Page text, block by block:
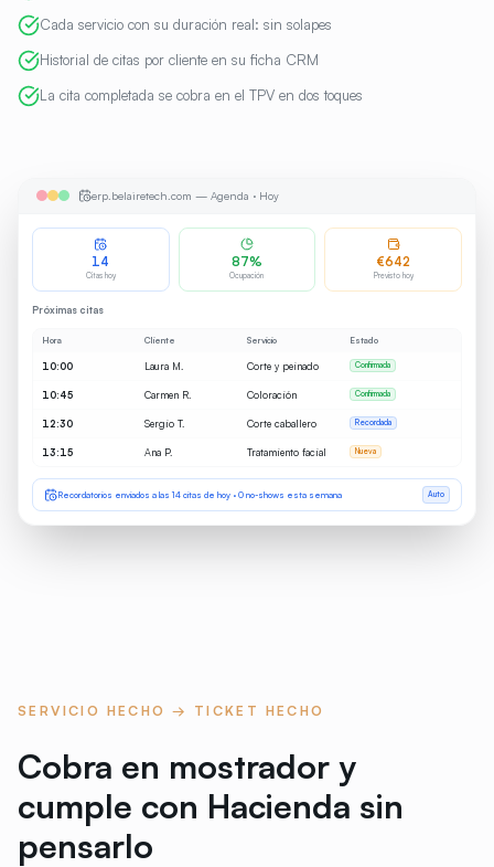
Cada servicio con su duración real: sin solapes
Historial de citas por cliente en su ficha CRM
La cita completada se cobra en el TPV en dos toques
erp.belairetech.com — Agenda · Hoy
14
Citas hoy
87%
Ocupación
€642
Previsto hoy
Próximas citas
Hora Cliente Servicio Estado
10:00 Laura M. Corte y peinado Confirmada
10:45 Carmen R. Coloración Confirmada
12:30 Sergio T. Corte caballero Recordada
13:15 Ana P. Tratamiento facial Nueva
Recordatorios enviados a las 14 citas de hoy · 0 no-shows esta semana Auto
SERVICIO HECHO → TICKET HECHO
Cobra en mostrador y
cumple con Hacienda sin
pensarlo